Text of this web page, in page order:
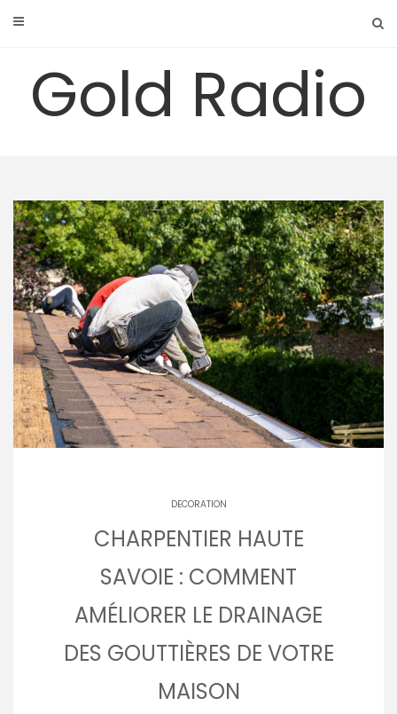
Gold Radio
DECORATION
CHARPENTIER HAUTE
SAVOIE : COMMENT
AMÉLIORER LE DRAINAGE
DES GOUTTIÈRES DE VOTRE
MAISON